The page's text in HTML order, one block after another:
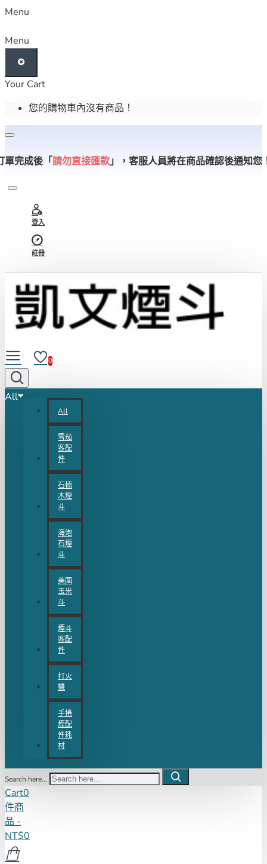
Menu
Menu
Your Cart
您的購物車內沒有商品！
單完成後「請勿直接匯款 」， 客服人員將在商品確認後通知您
登入
註冊
0
All
All
雪茄
客配
件
石楠
木煙
斗
海泡
石煙
斗
美國
玉米
斗
煙斗
客配
件
打火
機
手捲
煙配
件耗
材
Search here...
Cart0
件商
品 -
NT$0